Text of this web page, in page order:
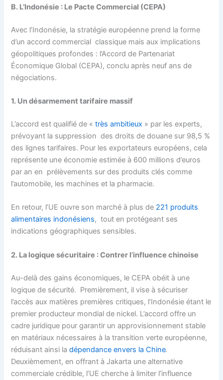
B. L’Indonésie : Le Pacte Commercial (CEPA)
Avec l’Indonésie, la stratégie européenne prend la forme
d’un accord commercial classique mais aux implications
géopolitiques profondes : l’Accord de Partenariat
Économique Global (CEPA), conclu après neuf ans de
négociations.
1. Un désarmement tarifaire massif
L’accord est qualifié de «très ambitieux » par les experts,
prévoyant la suppression des droits de douane sur 98,5 %
des lignes tarifaires. Pour les exportateurs européens, cela
représente une économie estimée à 600 millions d’euros
par an en prélèvements sur des produits clés comme
l’automobile, les machines et la pharmacie.
En retour, l’UE ouvre son marché à plus de 221 produits
alimentaires indonésiens, tout en protégeant ses
indications géographiques sensibles.
2. La logique sécuritaire : Contrer l’influence chinoise
Au-delà des gains économiques, le CEPA obéit à une
logique de sécurité. Premièrement, il vise à sécuriser
l’accès aux matières premières critiques, l’Indonésie étant le
premier producteur mondial de nickel. L’accord offre un
cadre juridique pour garantir un approvisionnement stable
en matériaux nécessaires à la transition verte européenne,
réduisant ainsi ladépendance envers la Chine.
Deuxièmement, en offrant à Jakarta une alternative
commerciale crédible, l’UE cherche à limiter l’influence